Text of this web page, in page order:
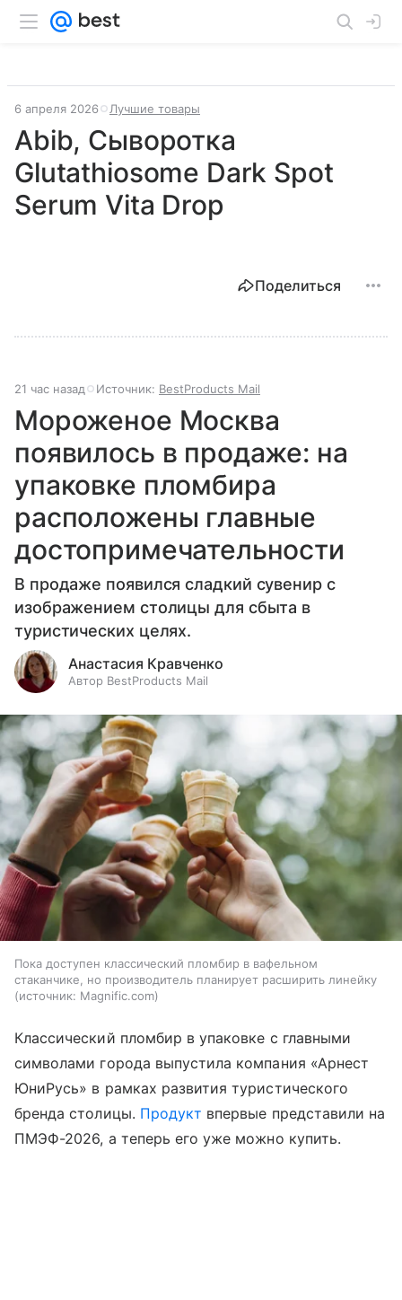
6 апреля 2026 Лучшие товары
Abib, Сыворотка
Glutathiosome Dark Spot
Serum Vita Drop
Поделиться
21 час назад Источник: BestProducts Mail
Мороженое Москва
появилось в продаже: на
упаковке пломбира
расположены главные
достопримечательности
В продаже появился сладкий сувенир с
изображением столицы для сбыта в
туристических целях.
Анастасия Кравченко
Автор BestProducts Mail
Пока доступен классический пломбир в вафельном
стаканчике, но производитель планирует расширить линейку
источник: Magnific.com
Классический пломбир в упаковке с главными
символами города выпустила компания «Арнест
ЮниРусь» в рамках развития туристического
бренда столицы. Продукт впервые представили на
ПМЭФ-2026, а теперь его уже можно купить.